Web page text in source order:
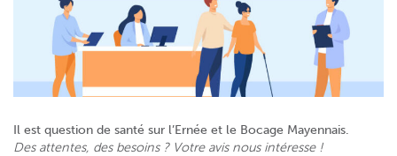
Il est question de santé sur l’Ernée et le Bocage Mayennais.
Des attentes, des besoins ? Votre avis nous intéresse !